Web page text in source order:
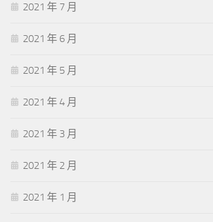
2021 年 7 月
2021 年 6 月
2021 年 5 月
2021 年 4 月
2021 年 3 月
2021 年 2 月
2021 年 1 月